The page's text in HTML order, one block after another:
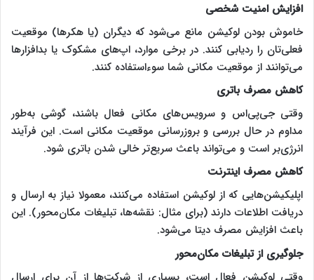
افزایش امنیت شخصی
خاموش بودن لوکیشن مانع می‌شود که دیگران (یا هکرها) موقعیت
فعلی‌تان را ردیابی کنند. در برخی موارد، اپ‌های مشکوک یا بدافزارها
می‌توانند از موقعیت مکانی شما سوءاستفاده کنند.
کاهش مصرف باتری
وقتی جی‌پی‌اس و سرویس‌های مکانی فعال باشند، گوشی به‌طور
مداوم در حال بررسی و بروزرسانی موقعیت مکانی است. این فرآیند
انرژی‌بر است و می‌تواند باعث سریع‌تر خالی شدن باتری شود.
کاهش مصرف اینترنت
اپلیکیشن‌هایی که از لوکیشن استفاده می‌کنند، معمولا نیاز به ارسال و
دریافت اطلاعات دارند (برای مثال: نقشه‌ها، تبلیغات مکان‌محور). این
باعث افزایش مصرف دیتا می‌شود.
جلوگیری از تبلیغات مکان‌محور